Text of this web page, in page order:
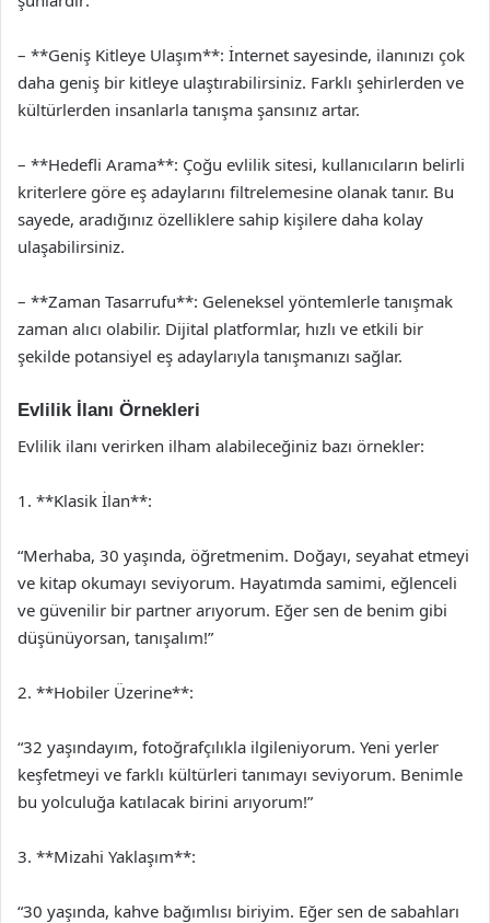
– **Geniş Kitleye Ulaşım**: İnternet sayesinde, ilanınızı çok
daha geniş bir kitleye ulaştırabilirsiniz. Farklı şehirlerden ve
kültürlerden insanlarla tanışma şansınız artar.
– **Hedefli Arama**: Çoğu evlilik sitesi, kullanıcıların belirli
kriterlere göre eş adaylarını filtrelemesine olanak tanır. Bu
sayede, aradığınız özelliklere sahip kişilere daha kolay
ulaşabilirsiniz.
– **Zaman Tasarrufu**: Geleneksel yöntemlerle tanışmak
zaman alıcı olabilir. Dijital platformlar, hızlı ve etkili bir
şekilde potansiyel eş adaylarıyla tanışmanızı sağlar.
Evlilik İlanı Örnekleri
Evlilik ilanı verirken ilham alabileceğiniz bazı örnekler:
1. **Klasik İlan**:
“Merhaba, 30 yaşında, öğretmenim. Doğayı, seyahat etmeyi
ve kitap okumayı seviyorum. Hayatımda samimi, eğlenceli
ve güvenilir bir partner arıyorum. Eğer sen de benim gibi
düşünüyorsan, tanışalım!”
2. **Hobiler Üzerine**:
“32 yaşındayım, fotoğrafçılıkla ilgileniyorum. Yeni yerler
keşfetmeyi ve farklı kültürleri tanımayı seviyorum. Benimle
bu yolculuğa katılacak birini arıyorum!”
3. **Mizahi Yaklaşım**:
“30 yaşında, kahve bağımlısı biriyim. Eğer sen de sabahları